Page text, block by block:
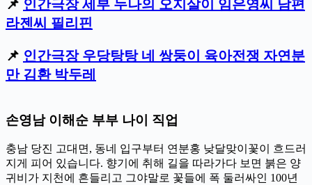
📌 인간극장 세부 누나의 오지살이 임은영씨 남편
라젠씨 필리핀
📌 인간극장 우당탕탕 네 쌍둥이 육아전쟁 자연분
만 김환 박두레
손영남 이해순 부부 나이 직업
충남 당진 고대면, 동네 입구부터 연분홍 낮달맞이꽃이 흐드러
지게 피어 있습니다. 향기에 취해 길을 따라가다 보면 붉은 양
귀비가 지천에 흔들리고 그야말로 꽃들에 폭 둘러싸인 100년